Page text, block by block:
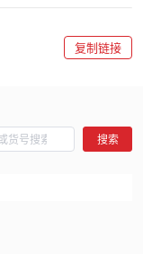
复制链接
搜索